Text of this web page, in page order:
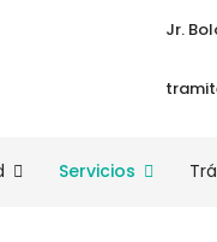
Jr.
Servicios